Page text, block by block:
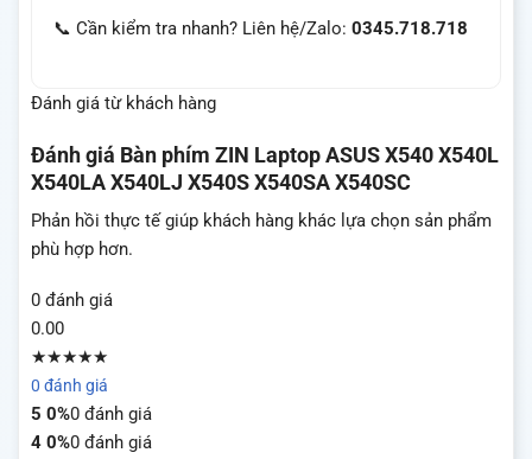
📞 Cần kiểm tra nhanh? Liên hệ/Zalo: 0345.718.718
Đánh giá từ khách hàng
Đánh giá Bàn phím ZIN Laptop ASUS X540 X540L
X540LA X540LJ X540S X540SA X540SC
Phản hồi thực tế giúp khách hàng khác lựa chọn sản phẩm
phù hợp hơn.
0 đánh giá
0.00
★★★★★
0 đánh giá
5 0%0 đánh giá
4 0%0 đánh giá